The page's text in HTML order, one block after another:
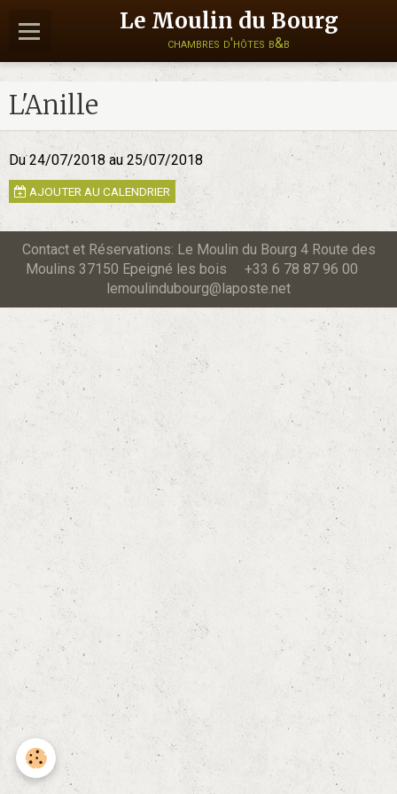
Le Moulin du Bourg
chambres d'hôtes b&b
L'Anille
Du 24/07/2018 au 25/07/2018
AJOUTER AU CALENDRIER
Contact et Réservations: Le Moulin du Bourg 4 Route des
Moulins 37150 Epeigné les bois +33 6 78 87 96 00
lemoulindubourg@laposte.net